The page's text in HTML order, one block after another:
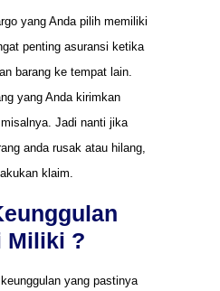
yang Anda pilih memiliki
penting asuransi ketika
barang ke tempat lain.
yang Anda kirimkan
Jadi nanti jika
anda rusak atau hilang,
klaim.
Miliki ?
yang pastinya